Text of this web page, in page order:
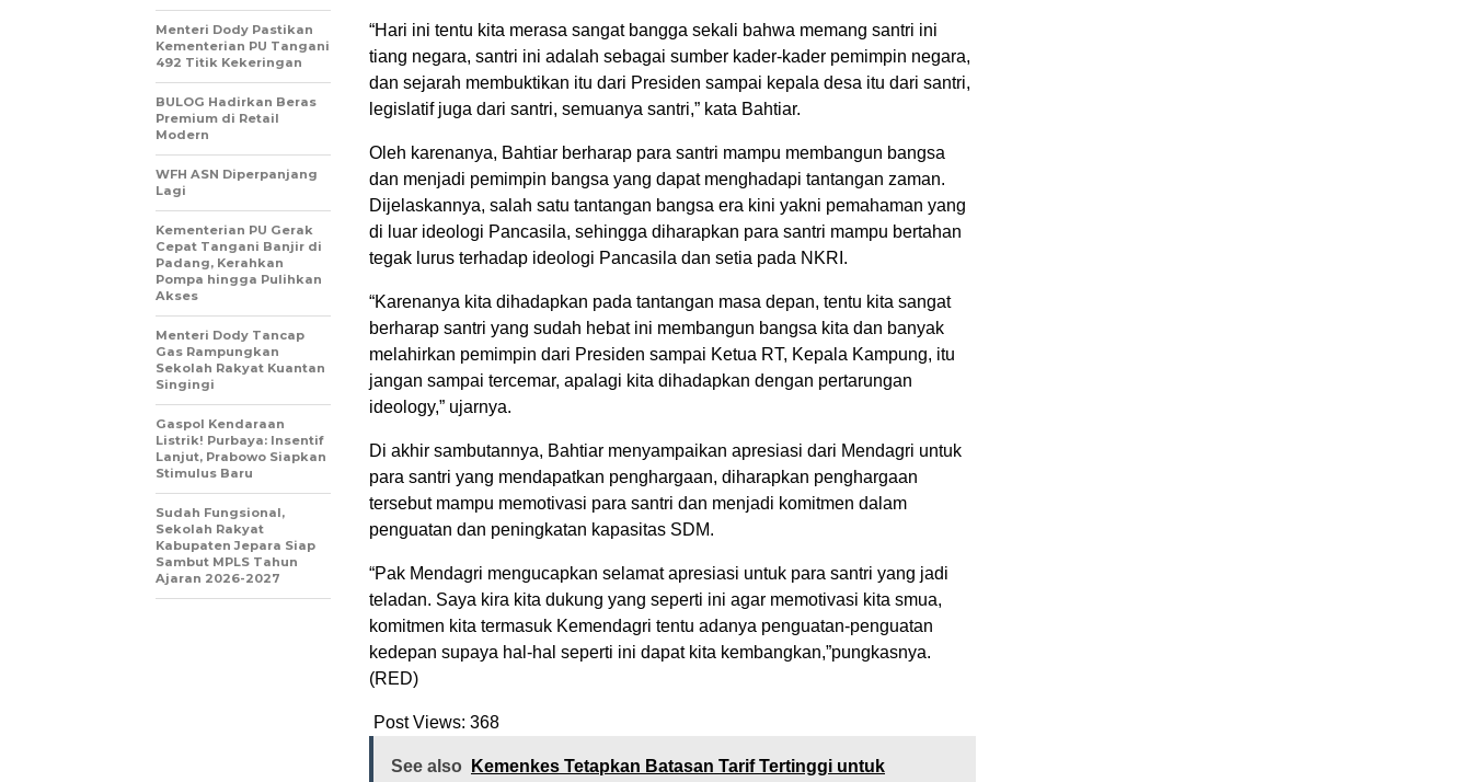
“Hari ini tentu kita merasa sangat bangga sekali bahwa memang santri ini
tiang negara, santri ini adalah sebagai sumber kader-kader pemimpin negara,
dan sejarah membuktikan itu dari Presiden sampai kepala desa itu dari santri,
legislatif juga dari santri, semuanya santri,” kata Bahtiar.
Oleh karenanya, Bahtiar berharap para santri mampu membangun bangsa
dan menjadi pemimpin bangsa yang dapat menghadapi tantangan zaman.
Dijelaskannya, salah satu tantangan bangsa era kini yakni pemahaman yang
di luar ideologi Pancasila, sehingga diharapkan para santri mampu bertahan
tegak lurus terhadap ideologi Pancasila dan setia pada NKRI.
“Karenanya kita dihadapkan pada tantangan masa depan, tentu kita sangat
berharap santri yang sudah hebat ini membangun bangsa kita dan banyak
melahirkan pemimpin dari Presiden sampai Ketua RT, Kepala Kampung, itu
jangan sampai tercemar, apalagi kita dihadapkan dengan pertarungan
ideology,” ujarnya.
Di akhir sambutannya, Bahtiar menyampaikan apresiasi dari Mendagri untuk
para santri yang mendapatkan penghargaan, diharapkan penghargaan
tersebut mampu memotivasi para santri dan menjadi komitmen dalam
penguatan dan peningkatan kapasitas SDM.
“Pak Mendagri mengucapkan selamat apresiasi untuk para santri yang jadi
teladan. Saya kira kita dukung yang seperti ini agar memotivasi kita smua,
komitmen kita termasuk Kemendagri tentu adanya penguatan-penguatan
kedepan supaya hal-hal seperti ini dapat kita kembangkan,”pungkasnya.
(RED)
Post Views: 368
See also
Kemenkes Tetapkan Batasan Tarif Tertinggi untuk
Menteri Dody Pastikan
Kementerian PU Tangani
492 Titik Kekeringan
BULOG Hadirkan Beras
Premium di Retail
Modern
WFH ASN Diperpanjang
Lagi
Kementerian PU Gerak
Cepat Tangani Banjir di
Padang, Kerahkan
Pompa hingga Pulihkan
Akses
Menteri Dody Tancap
Gas Rampungkan
Sekolah Rakyat Kuantan
Singingi
Gaspol Kendaraan
Listrik! Purbaya: Insentif
Lanjut, Prabowo Siapkan
Stimulus Baru
Sudah Fungsional,
Sekolah Rakyat
Kabupaten Jepara Siap
Sambut MPLS Tahun
Ajaran 2026-2027